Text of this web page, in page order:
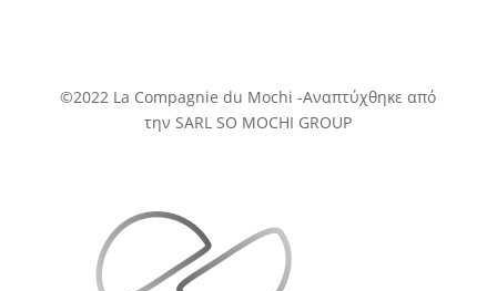
©2022 La Compagnie du Mochi -Αναπτύχθηκεαπό
την SARL SO MOCHI GROUP